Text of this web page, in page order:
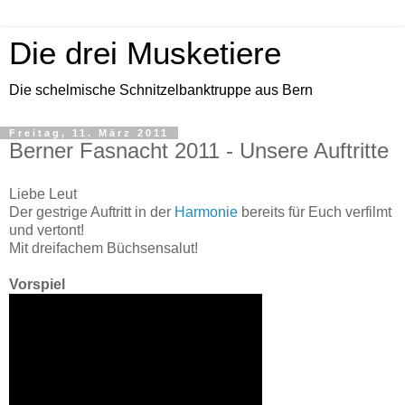
Die drei Musketiere
Die schelmische Schnitzelbanktruppe aus Bern
Freitag, 11. März 2011
Berner Fasnacht 2011 - Unsere Auftritte
Liebe Leut
Der gestrige Auftritt in der Harmonie bereits für Euch verfilmt
und vertont!
Mit dreifachem Büchsensalut!
Vorspiel